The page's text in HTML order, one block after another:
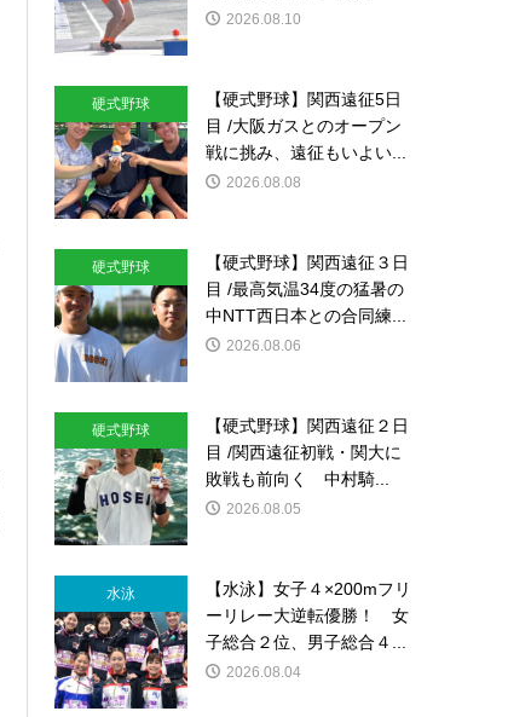
2026.08.10
硬式野球
【硬式野球】関西遠征5日
目 /大阪ガスとのオープン
戦に挑み、遠征もいよい...
2026.08.08
硬式野球
【硬式野球】関西遠征３日
目 /最高気温34度の猛暑の
中NTT西日本との合同練...
2026.08.06
硬式野球
【硬式野球】関西遠征２日
目 /関西遠征初戦・関大に
敗戦も前向く 中村騎...
2026.08.05
水泳
【水泳】女子４×200mフリ
ーリレー大逆転優勝！ 女
子総合２位、男子総合４...
2026.08.04